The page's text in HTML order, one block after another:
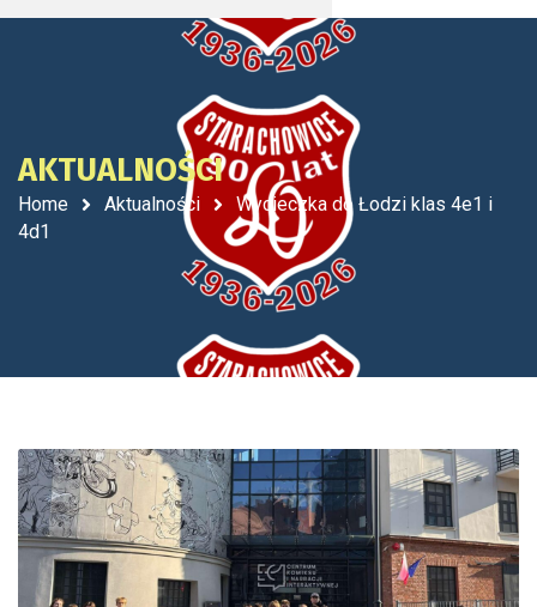
AKTUALNOŚCI
Home Aktualności
Wycieczka do Łodzi klas 4e1 i
4d1